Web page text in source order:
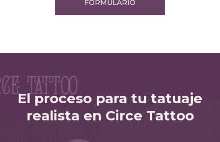
FORMULARIO
El proceso para tu tatuaje
realista en Circe Tattoo